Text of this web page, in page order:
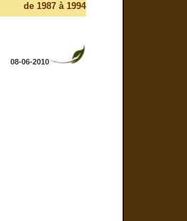
de 1987 à 1994
08-06-2010